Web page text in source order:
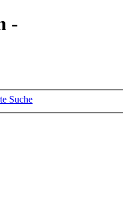
-
Suche